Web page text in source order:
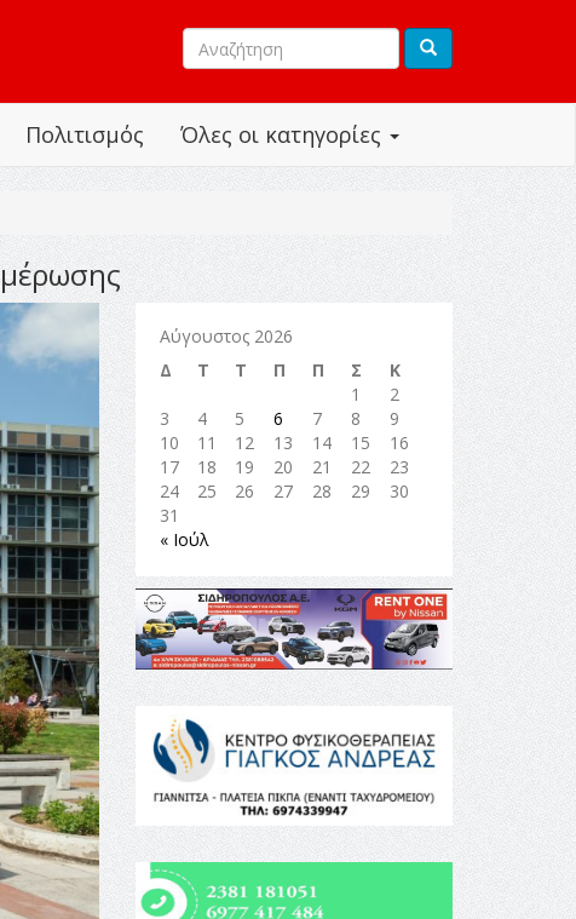
Όλες οι κατηγορίες
Πολιτισμός
Αύγουστος 2026
Δ
Τ Τ Π Π Σ
Κ
1
2
3
4 5 6 7 8
9
10
11 12 13 14 15
16
17
18 19 20 21 22
23
24
25 26 27 28 29
30
31
« Ιούλ